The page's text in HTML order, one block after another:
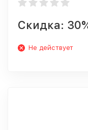
Скидка:
Не действует